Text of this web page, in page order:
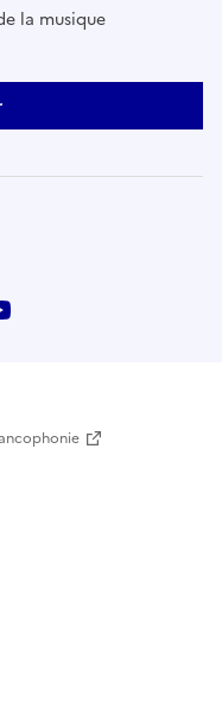
la musique